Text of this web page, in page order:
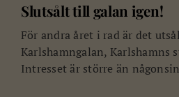
Slutsålt till galan igen!
För andra året i rad är det
Karlshamngalan, Karlshamns
Intresset är större än